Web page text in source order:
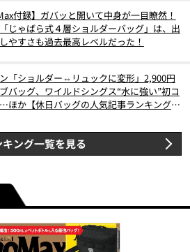
付録】ガバッと開いて中身が一目瞭然！
じゃばら式４層ショルダーバッグ」は、出
やすさも過去最高レベルだった！
「ショルダー⇔リュックに変形」2,900円
バッグ、ワイルドシングス“水に強い”初コ
ほか【休日バッグの人気記事ランキングベ
キング一覧を見る